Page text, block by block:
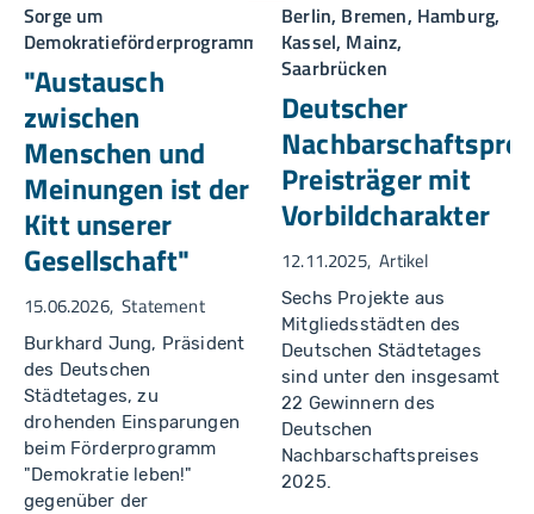
Sorge um
Demokratieförderprogramm
"Austausch
zwischen
Menschen und
Meinungen ist der
Kitt unserer
Gesellschaft"
15.06.2026 Statement
Burkhard Jung, Präsident
des Deutschen
Städtetages, zu
drohenden Einsparungen
beim Förderprogramm
"Demokratie leben!"
gegenüber der
Berlin, Bremen, Hamburg,
Kassel, Mainz,
Saarbrücken
Deutscher
Preisträger mit
Vorbildcharakter
12.11.2025 Artikel
Sechs Projekte aus
Mitgliedsstädten des
Deutschen Städtetages
sind unter den insgesamt
22 Gewinnern des
Deutschen
Nachbarschaftspreises
2025.